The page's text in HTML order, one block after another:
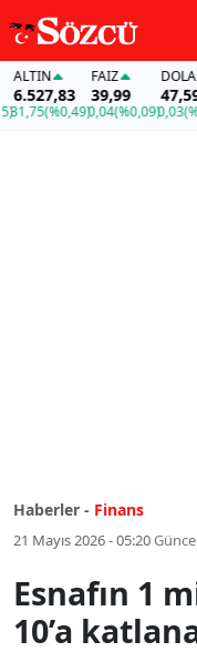
(%0,49)
FAİZ
39,99
0,04(%0,09)
DOLAR
47,59
0,03
Haberler - Finans
21 Mayıs 2026 - 05:20
Esnafın 1
10’a